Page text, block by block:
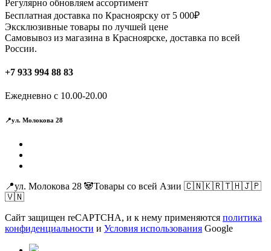
Регулярно обновляем ассортимент
Бесплатная доставка по Красноярску от 5 000₽
Эксклюзивные товары по лучшей цене
Самовывоз из магазина в Красноярске, доставка по всей
России.
+7 933 994 88 83
Ежедневно с 10.00-20.00
📍ул. Молокова 28
📍ул. Молокова 28 🐼Товары со всей Азии 🇨🇳🇰🇷🇹🇭🇯🇵
🇻🇳
Сайт защищен reCAPTCHA, и к нему применяются политика
конфиденциальности и Условия использования Google